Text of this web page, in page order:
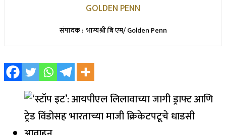
GOLDEN PENN
संपादक : भाग्यश्री बि एम/ Golden Penn